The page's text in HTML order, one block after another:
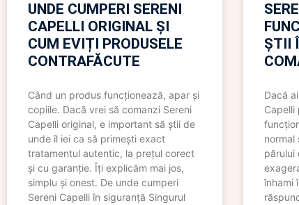
UNDE CUMPERI SERENI
CAPELLI ORIGINAL ȘI
CUM EVIȚI PRODUSELE
CONTRAFĂCUTE
Când un produs funcționează, apar și
copiile. Dacă vrei să comanzi Sereni
Capelli original, e important să știi de
unde îl iei ca să primești exact
tratamentul autentic, la prețul corect
și cu garanție. Îți explicăm mai jos,
simplu și onest. De unde cumperi
Sereni Capelli în siguranță Singurul
ȘTII
Dacă
Capelli
normal
părului
înhami